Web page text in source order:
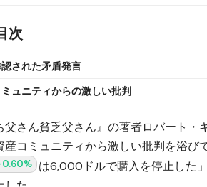
次
された矛盾発言
ミュニティからの激しい批判
父さん貧乏父さん』の著者ロバート
産コミュニティから激しい批判を浴
は6,000ドルで購入を停止した